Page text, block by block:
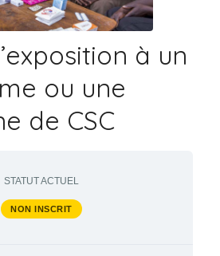
à un
ou une
de CSC
STATUT ACTUEL
NON INSCRIT